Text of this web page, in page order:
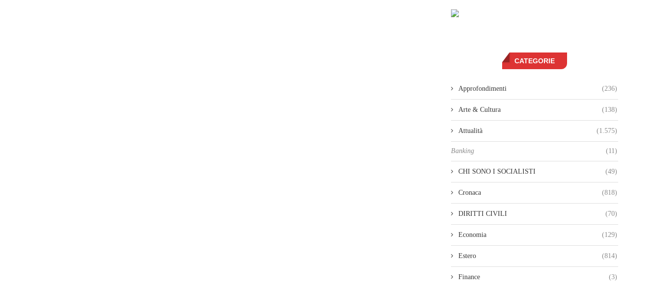
CATEGORIE
Approfondimenti (236)
Arte & Cultura (138)
Attualità (1.575)
Banking (11)
CHI SONO I SOCIALISTI (49)
Cronaca (818)
DIRITTI CIVILI (70)
Economia (129)
Estero (814)
Finance (3)